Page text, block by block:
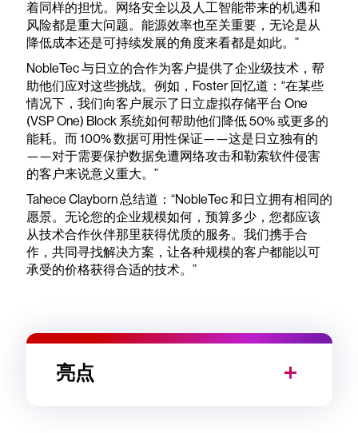
着同样的担忧。网络安全以及人工智能带来的机遇和
风险都是重大问题。能源效率也至关重要，无论是从
降低成本还是可持续发展的角度来看都是如此。”
NobleTec 与日立的合作为客户提供了企业级技术，帮
助他们应对这些挑战。例如，Foster 回忆道：“在某些
情况下，我们向客户展示了日立虚拟存储平台 One
(VSP One) Block 系统如何帮助他们降低 50% 或更多的
能耗。而 100% 数据可用性保证——这是日立独有的
——对于需要保护数据免遭网络攻击和勒索软件侵害
的客户来说意义重大。”
Tahece Clayborn 总结道：“NobleTec 和日立拥有相同的
愿景。无论您的企业规模如何，预算多少，您都应该
从技术合作伙伴那里获得优质的服务。我们携手合
作，共同寻找解决方案，让各种规模的客户都能以可
承受的价格获得合适的技术。”
亮点